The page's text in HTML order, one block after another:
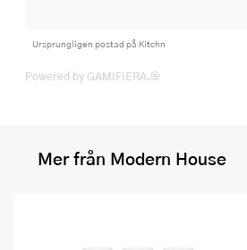
Ursprungligen postad på Kitchn
Powered by GAMIFIERA.®
Mer från Modern House